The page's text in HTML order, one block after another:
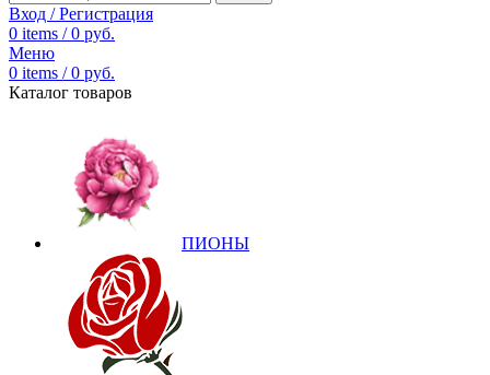
Вход / Регистрация
0 items / 0 руб.
Меню
0 items / 0 руб.
Каталог товаров
ПИОНЫ